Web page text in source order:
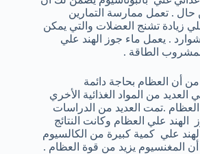
. تعمل ممارسة التمارين
زيادة تشنج العضلات والتي يمكن
. يعمل ماء جوز الهند علي
الطاقة .
من أن العظام بحاجة دائمة
العديد من المواد الغذائية الأخري
.تمت العديد من الدراسات
علي العظام وكانت النتائج
علي كمية كبيرة من الكالسيوم
أن المغنسيوم يزيد من قوة العظام .